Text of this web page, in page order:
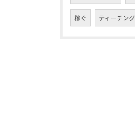
稼ぐ ティーチング